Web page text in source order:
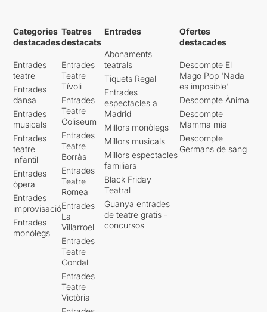
Categories
destacades
Entrades
teatre
Entrades
dansa
Entrades
musicals
Entrades
teatre
infantil
Entrades
òpera
Entrades
improvisació
Entrades
monòlegs
Teatres
destacats
Entrades
Teatre
Tívoli
Entrades
Teatre
Coliseum
Entrades
Teatre
Borràs
Entrades
Teatre
Romea
Entrades
La
Villarroel
Entrades
Teatre
Condal
Entrades
Teatre
Victòria
Entrades
Abonaments
teatrals
Tiquets Regal
Entrades
espectacles a
Madrid
Millors monòlegs
Millors musicals
Millors espectacles
familiars
Black Friday
Teatral
Guanya entrades
de teatre gratis -
concursos
Ofertes
destacades
Descompte El
Mago Pop 'Nada
es imposible'
Descompte Ànima
Descompte
Mamma mia
Descompte
Germans de sang